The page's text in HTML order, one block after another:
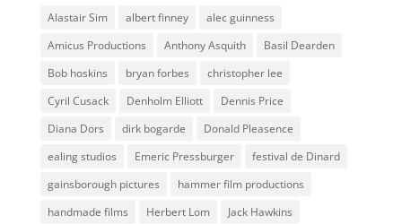
Alastair Sim albert finney
alec guinness
Amicus Productions
Anthony Asquith
Basil Dearden
Bob hoskins
bryan forbes
christopher lee
Cyril Cusack
Denholm Elliott
Dennis Price
Diana Dors
dirk bogarde
Donald Pleasence
ealing studios
Emeric Pressburger
festival de Dinard
gainsborough pictures
hammer film productions
handmade films
Herbert Lom
Jack Hawkins